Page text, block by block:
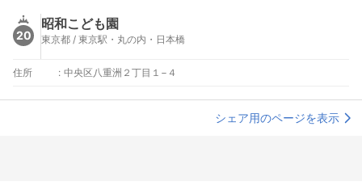
20
昭和こども園
東京都 / 東京駅・丸の内・日本橋
住所 : 中央区八重洲２丁目１−４
シェア用のページを表示